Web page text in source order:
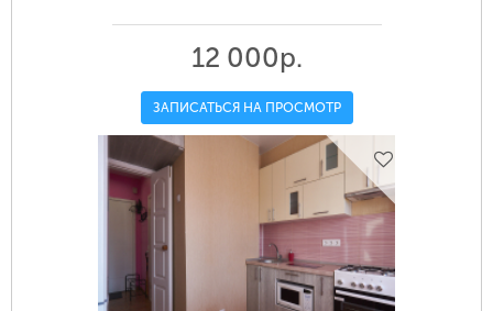
12 000р.
ЗАПИСАТЬСЯ НА ПРОСМОТР